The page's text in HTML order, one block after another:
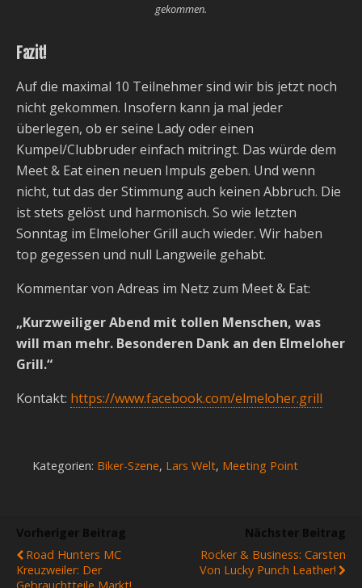
gekommen.
Fazit!
Auf die maximal 10 Teilnehmer sind wir bis jetzt noch
nicht gekommen. Insofern kann ja mal jeder
überlegen, ob er seine Lady oder einen
Kumpel/Clubbruder einfach mitringt. Das würde dem
Meet & Eat einen neuen Impuls geben. Und wenn
nicht, tut das der Stimmung auch keinen Abbruch. Die
ist stets gelöst und harmonisch. So wie letzten
Sonntag im Elmeloher Grill auch wieder. Wir haben
top gegessen und null Langweile gehabt.
Kommentar von Adreas im Netz zum Meet & Eat:
„Kurzweiliger Abend mit tollen Menschen, was
will man mehr. Besonderen Dank an den Elmeloher
Grill.“
Kontakt: https://www.facebook.com/elmeloher.grill
Kategorien: Biker-Szene, Lars Welt, Meeting Point
Vorheriger Beitrag
Road Hunters MC
Kreuzweiler: Der
Nächster Beitrag
Rocker & Business: Carsten
Von Lucky Punch Leather!